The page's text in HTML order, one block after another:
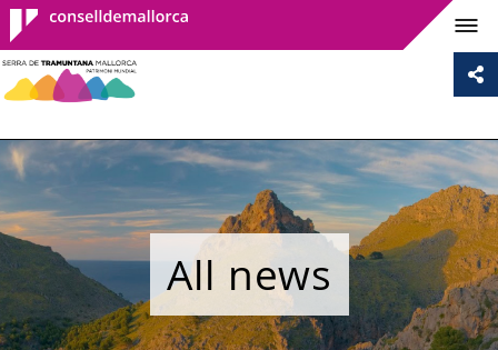
Consell de
Mallorca
All news